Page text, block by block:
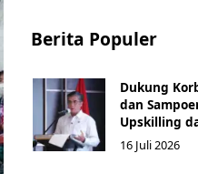
Berita Populer
Dukung
dan
Upskilling
16 Juli 2026